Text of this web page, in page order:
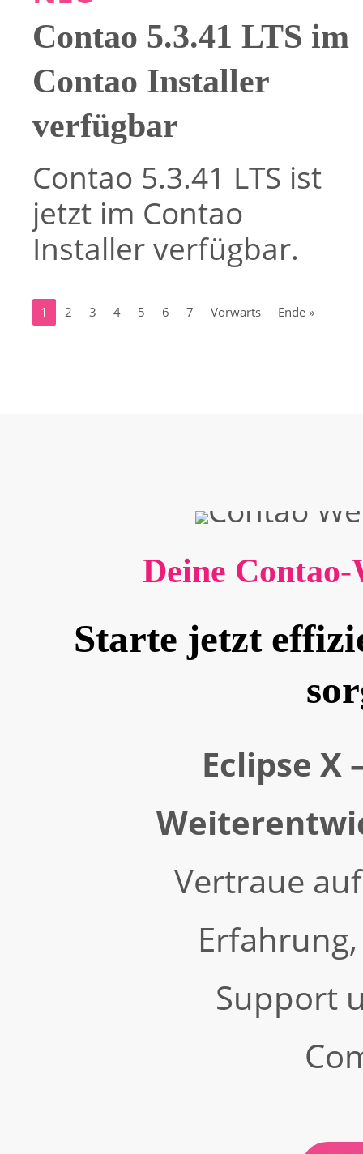
Contao 5.3.41 LTS im
Contao Installer
verfügbar
Contao 5.3.41 LTS ist
jetzt im Contao
Installer verfügbar.
1 2 3 4 5 6 7 Vorwärts Ende »
Deine Contao-
Starte jetzt
Eclipse X
Vertraue
Support